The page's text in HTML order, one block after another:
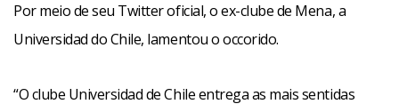
Por meio de seu Twitter oficial, o ex-clube de Mena, a
Universidad do Chile, lamentou o occorido.
“O clube Universidad de Chile entrega as mais sentidas